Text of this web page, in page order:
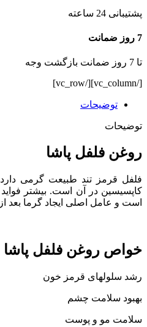
پشتیبانی 24 ساعته
7 روز ضمانت
تا 7 روز ضمانت بازگشت وجه
[/vc_column][/vc_row]
توضیحات
توضیحات
روغن فلفل پاشا
فلفل قرمز تند طبیعت گرمی
کاپسیسین در آن است. بیشتر
است و عامل اصلی ایجاد گرما بعد
خواص روغن فلفل پاشا
رشد سلولهای قرمز خون
بهبود سلامت چشم
سلامت مو و پوست